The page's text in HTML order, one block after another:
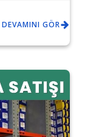
DEVAMINI GÖR